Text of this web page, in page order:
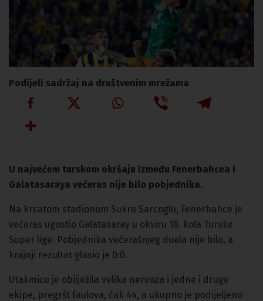
Podijeli sadržaj na društvenim mrežama
U najvećem turskom okršaju između Fenerbahcea i
Galatasaraya večeras nije bilo pobjednika.
Na krcatom stadionom Sukru Sarcoglu, Fenerbahce je
večeras ugostio Galatasaray u okviru 18. kola Turske
Super lige. Pobjednika večerašnjeg duela nije bilo, a
krajnji rezultat glasio je 0:0.
Utakmicu je obilježila velika nervoza i jedne i druge
ekipe, pregršt faulova, čak 44, a ukupno je podijeljeno